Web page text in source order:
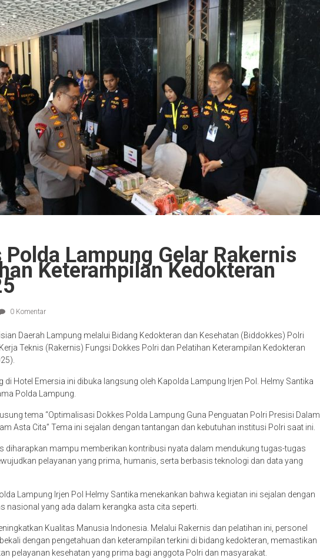
Lampung Gelar Rakernis
Keterampilan Kedokteran
0 Komentar
Daerah Lampung melalui Bidang Kedokteran dan Kesehatan (Biddokkes) Polri
Teknis (Rakernis) Fungsi Dokkes Polri dan Pelatihan Keterampilan Kedokteran
di Hotel Emersia ini dibuka langsung oleh Kapolda Lampung Irjen Pol. Helmy Santika
Polda Lampung.
tema “Optimalisasi Dokkes Polda Lampung Guna Penguatan Polri Presisi Dalam
Asta Cita” Tema ini sejalan dengan tantangan dan kebutuhan institusi Polri saat ini.
diharapkan mampu memberikan kontribusi nyata dalam mendukung tugas-tugas
pelayanan yang prima, humanis, serta berbasis teknologi dan data yang
Lampung Irjen Pol Helmy Santika menekankan bahwa kegiatan ini sejalan dengan
nasional yang ada dalam kerangka asta cita seperti.
Kualitas Manusia Indonesia. Melalui Rakernis dan pelatihan ini, personel
dengan pengetahuan dan keterampilan terkini di bidang kedokteran, memastikan
pelayanan kesehatan yang prima bagi anggota Polri dan masyarakat.